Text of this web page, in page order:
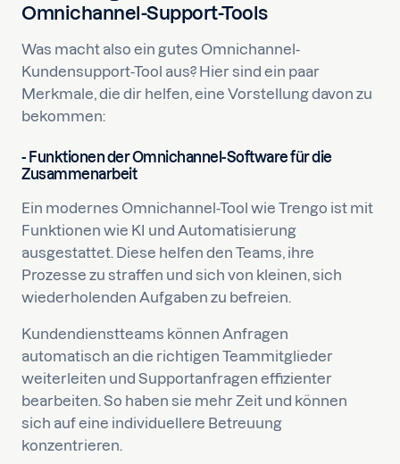
Omnichannel-Support-Tools
Was macht also ein gutes Omnichannel-
Kundensupport-Tool aus? Hier sind ein paar
Merkmale, die dir helfen, eine Vorstellung davon zu
bekommen:
- Funktionen der Omnichannel-Software für die
Zusammenarbeit
Ein modernes Omnichannel-Tool wie Trengo ist mit
Funktionen wie KI und Automatisierung
ausgestattet. Diese helfen den Teams, ihre
Prozesse zu straffen und sich von kleinen, sich
wiederholenden Aufgaben zu befreien.
Kundendienstteams können Anfragen
automatisch an die richtigen Teammitglieder
weiterleiten und Supportanfragen effizienter
bearbeiten. So haben sie mehr Zeit und können
sich auf eine individuellere Betreuung
konzentrieren.